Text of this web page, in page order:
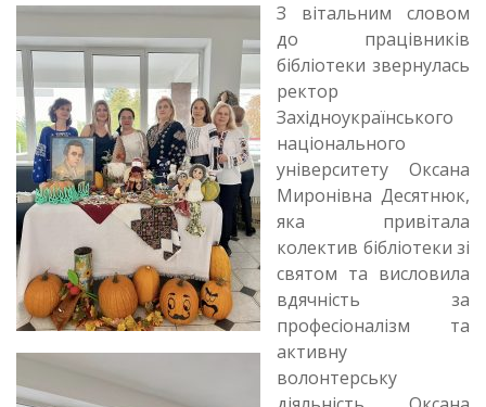
З вітальним словом
до працівників
бібліотеки звернулась
ректор
Західноукраїнського
національного
університету Оксана
Миронівна Десятнюк,
яка привітала
колектив бібліотеки зі
святом та висловила
вдячність за
професіоналізм та
активну
волонтерську